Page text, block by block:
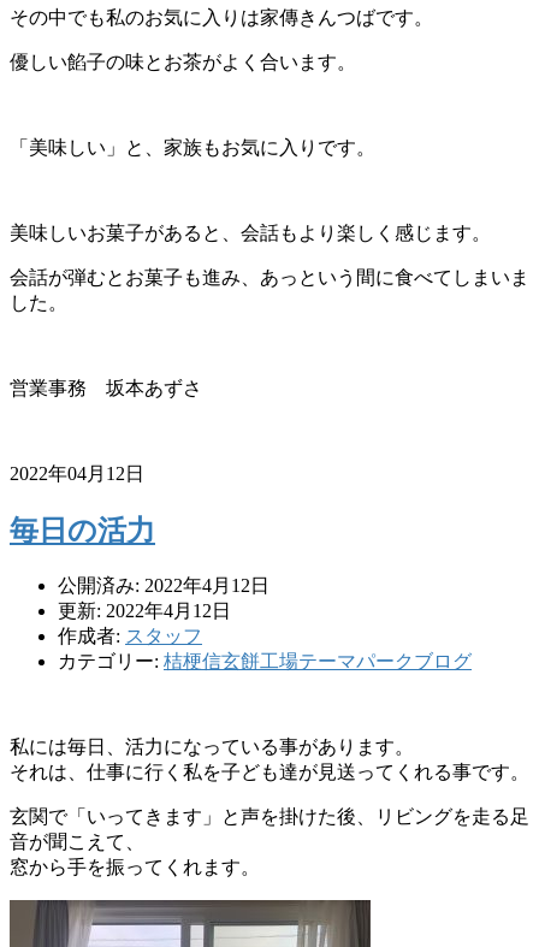
その中でも私のお気に入りは家傳きんつばです。
優しい餡子の味とお茶がよく合います。
「美味しい」と、家族もお気に入りです。
美味しいお菓子があると、会話もより楽しく感じます。
会話が弾むとお菓子も進み、あっという間に食べてしまいま
した。
営業事務 坂本あずさ
2022年04月12日
毎日の活力
公開済み: 2022年4月12日
更新: 2022年4月12日
作成者: スタッフ
カテゴリー: 桔梗信玄餅工場テーマパークブログ
私には毎日、活力になっている事があります。
それは、仕事に行く私を子ども達が見送ってくれる事です。
玄関で「いってきます」と声を掛けた後、リビングを走る足
音が聞こえて、
窓から手を振ってくれます。